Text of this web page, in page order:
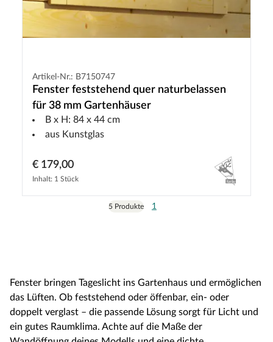
Artikel-Nr.: B7150747
Fenster feststehend quer naturbelassen
für 38 mm Gartenhäuser
B x H: 84 x 44 cm
aus Kunstglas
€ 179,00
Inhalt: 1 Stück
5 Produkte 1
Fenster bringen Tageslicht ins Gartenhaus und ermöglichen
das Lüften. Ob feststehend oder öffenbar, ein- oder
doppelt verglast – die passende Lösung sorgt für Licht und
ein gutes Raumklima. Achte auf die Maße der